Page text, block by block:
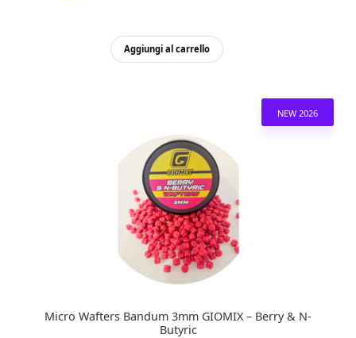
Aggiungi al carrello
NEW 2026
Micro Wafters Bandum 3mm GIOMIX – Berry & N-
Butyric